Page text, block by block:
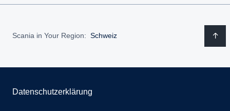
Scania in Your Region: Schweiz
Datenschutzerklärung